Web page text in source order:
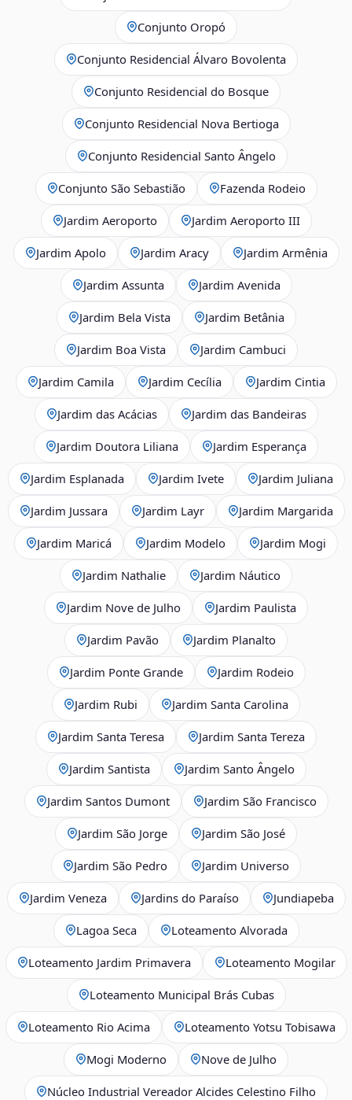
Conjunto Oropó
Conjunto Residencial Álvaro Bovolenta
Conjunto Residencial do Bosque
Conjunto Residencial Nova Bertioga
Conjunto Residencial Santo Ângelo
Conjunto São Sebastião Fazenda Rodeio
Jardim Aeroporto Jardim Aeroporto III
Jardim Apolo Jardim Aracy Jardim Armênia
Jardim Assunta Jardim Avenida
Jardim Bela Vista Jardim Betânia
Jardim Boa Vista Jardim Cambuci
Jardim Camila Jardim Cecília Jardim Cintia
Jardim das Acácias Jardim das Bandeiras
Jardim Doutora Liliana Jardim Esperança
Jardim Esplanada Jardim Ivete Jardim Juliana
Jardim Jussara Jardim Layr Jardim Margarida
Jardim Maricá Jardim Modelo Jardim Mogi
Jardim Nathalie Jardim Náutico
Jardim Nove de Julho Jardim Paulista
Jardim Pavão Jardim Planalto
Jardim Ponte Grande Jardim Rodeio
Jardim Rubi Jardim Santa Carolina
Jardim Santa Teresa Jardim Santa Tereza
Jardim Santista Jardim Santo Ângelo
Jardim Santos Dumont Jardim São Francisco
Jardim São Jorge Jardim São José
Jardim São Pedro Jardim Universo
Jardim Veneza Jardins do Paraíso Jundiapeba
Lagoa Seca Loteamento Alvorada
Loteamento Jardim Primavera Loteamento Mogilar
Loteamento Municipal Brás Cubas
Loteamento Rio Acima Loteamento Yotsu Tobisawa
Mogi Moderno Nove de Julho
Núcleo Industrial Vereador Alcides Celestino Filho